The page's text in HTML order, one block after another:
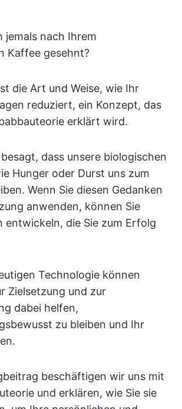
jemals nach Ihrem
Kaffee gesehnt?
die Art und Weise, wie Ihr
reduziert, ein Konzept, das
erklärt wird.
dass unsere biologischen
Hunger oder Durst uns zum
Wenn Sie diesen Gedanken
anwenden, können Sie
entwickeln, die Sie zum Erfolg
Technologie können
Zielsetzung und zur
dabei helfen,
zu bleiben und Ihr
beschäftigen wir uns mit
und erklären, wie Sie sie